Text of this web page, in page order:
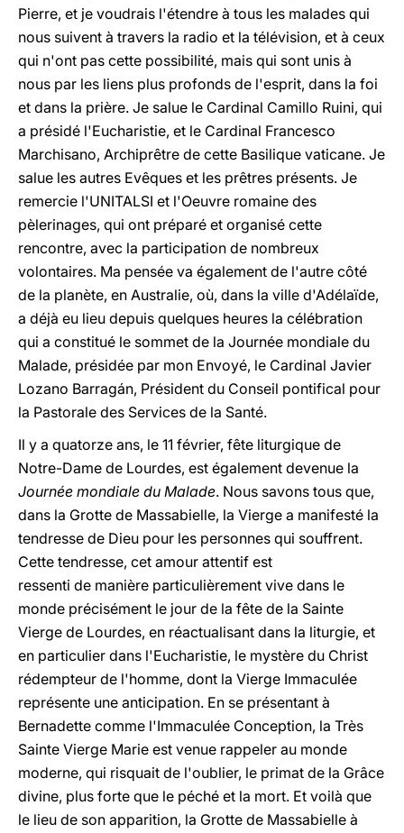
Pierre, et je voudrais l'étendre à tous les malades qui
nous suivent à travers la radio et la télévision, et à ceux
qui n'ont pas cette possibilité, mais qui sont unis à
nous par les liens plus profonds de l'esprit, dans la foi
et dans la prière. Je salue le Cardinal Camillo Ruini, qui
a présidé l'Eucharistie, et le Cardinal Francesco
Marchisano, Archiprêtre de cette Basilique vaticane. Je
salue les autres Evêques et les prêtres présents. Je
remercie l'UNITALSI et l'Oeuvre romaine des
pèlerinages, qui ont préparé et organisé cette
rencontre, avec la participation de nombreux
volontaires. Ma pensée va également de l'autre côté
de la planète, en Australie, où, dans la ville d'Adélaïde,
a déjà eu lieu depuis quelques heures la célébration
qui a constitué le sommet de la Journée mondiale du
Malade, présidée par mon Envoyé, le Cardinal Javier
Lozano Barragán, Président du Conseil pontifical pour
la Pastorale des Services de la Santé.
Il y a quatorze ans, le 11 février, fête liturgique de
Notre-Dame de Lourdes, est également devenue la
Journée mondiale du Malade. Nous savons tous que,
dans la Grotte de Massabielle, la Vierge a manifesté la
tendresse de Dieu pour les personnes qui souffrent.
Cette tendresse, cet amour attentif est
ressenti de manière particulièrement vive dans le
monde précisément le jour de la fête de la Sainte
Vierge de Lourdes, en réactualisant dans la liturgie, et
en particulier dans l'Eucharistie, le mystère du Christ
rédempteur de l'homme, dont la Vierge Immaculée
représente une anticipation. En se présentant à
Bernadette comme l'Immaculée Conception, la Très
Sainte Vierge Marie est venue rappeler au monde
moderne, qui risquait de l'oublier, le primat de la Grâce
divine, plus forte que le péché et la mort. Et voilà que
le lieu de son apparition, la Grotte de Massabielle à